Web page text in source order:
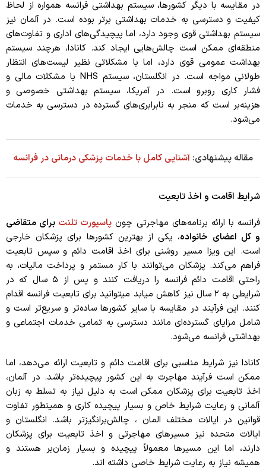
در مقایسه با دیگر کشورها، سیستم بهداشتی فرانسه همواره از لحاظ
کیفیت و دسترسی به خدمات بهداشتی برتر بوده است. در آلمان نیز
سیستم بهداشتی قوی وجود دارد، اما پیچیدگی‌های اداری و تفاوت‌های
منطقه‌ای ممکن است چالش‌هایی ایجاد کند. کانادا، هرچند سیستم
بهداشت عمومی قوی دارد، اما با مشکلاتی نظیر لیست‌های انتظار
طولانی مواجه است. در انگلستان، سیستم NHS با مشکلات مالی و
فشار کاری روبرو است. در آمریکا، سیستم بهداشتی خصوصی و
هزینه‌بر است که منجر به نابرابری‌های گسترده در دسترسی به خدمات
می‌شود.
مقاله پیشنهادی: آشنایی کامل با خدمات پزشکی درمانی در فرانسه
شرایط اقامت و اخذ تابعیت
فرانسه با ارائه برنامه‌های مهاجرتی چون پاسپورت تلنت برای متقاضی
و کل اعضای خانواده، یکی از بهترین کشورها برای پزشکان خارجی
است. این ویزا مسیر روشنی برای اخذ اقامت دائم و سپس تابعیت
فراهم می‌کند. پزشکان می‌توانند با کار مستمر و پرداخت مالیات، به
راحتی اقامت دائم فرانسه را دریافت کنند و پس از ۵ سال که در
شرایطی به ۲ سال نیز کاهش میابد میتوانید برای تابعیت فرانسه اقدام
کنند. این فرآیند در مقایسه با سایر کشورها ساده‌تر و سریع‌تر است و
شامل مزایای گسترده‌ای مانند دسترسی به تمامی خدمات اجتماعی و
بهداشتی فرانسه می‌شود.
کانادا نیز شرایط مناسبی برای اقامت دائم و تابعیت ارائه می‌دهد، اما
ممکن است فرآیند مهاجرت به این کشور پیچیده‌تر باشد. در آلمان،
اخذ تابعیت برای پزشکان ممکن است به دلیل نیاز به تسلط به زبان
آلمانی و رعایت شرایط خاص و بسیار پیچیده کاری و همینطور تفاوت
قوانین در ایالات مختلف المان ، چالش‌برانگیزتر باشد. انگلستان و
ایالات متحده نیز مسیرهای مهاجرتی و اخذ تابعیت برای پزشکان
دارند، اما این مسیرها معمولاً پیچیده و بسیار زمان‌بر هستند و
همیشه نیاز به رعایت شرایط خاصی داشته اند.